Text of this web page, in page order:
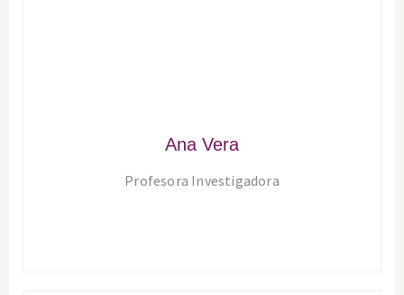
Ana Vera
Profesora Investigadora